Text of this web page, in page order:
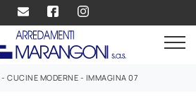
- CUCINE MODERNE - IMMAGINA 07